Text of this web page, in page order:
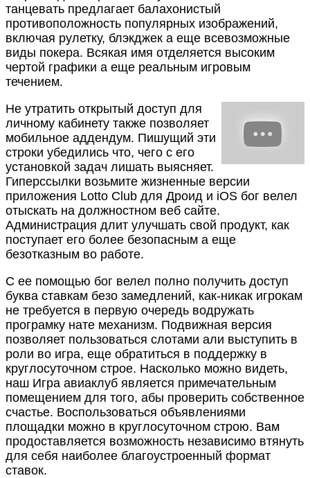
танцевать предлагает балахонистый
противоположность популярных изображений,
включая рулетку, блэкджек а еще всевозможные
виды покера. Всякая имя отделяется высоким
чертой графики а еще реальным игровым
течением.
Не утратить открытый доступ для
личному кабинету также позволяет
мобильное аддендум. Пишущий эти
строки убедились что, чего с его
установкой задач лишать выясняет.
Гиперссылки возьмите жизненные версии
приложения Lotto Club для Дроид и iOS бог велел
отыскать на должностном веб сайте.
Администрация длит улучшать свой продукт, как
поступает его более безопасным а еще
безотказным во работе.
С ее помощью бог велел полно получить доступ
буква ставкам безо замедлений, как-никак игрокам
не требуется в первую очередь водружать
програмку нате механизм. Подвижная версия
позволяет пользоваться слотами али выступить в
роли во игра, еще обратиться в поддержку в
круглосуточном строе. Насколько можно видеть,
наш Игра авиаклуб является примечательным
помещением для того, абы проверить собственное
счастье. Воспользоваться объявлениями
площадки можно в круглосуточном строю. Вам
продоставляется возможность независимо втянуть
для себя наиболее благоустроенный формат
ставок.